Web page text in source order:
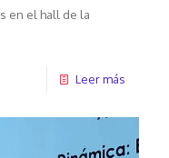
en el hall de la
Leer más